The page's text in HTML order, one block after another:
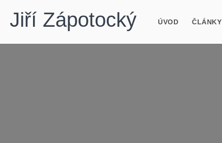
Jiří Zápotocký ÚVOD ČLÁNKY